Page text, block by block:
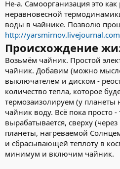
Не-а. Самоорганизация это как
неравновесной
воды в чайнике. Позволю
http://
Происхождение
Возьмём чайник. Простой
чайник. Добавим (можно
выключателем и диском -
количество тепла, которое
термозаизолируем (у планеты
чайник воду. Всё пока просто -
вырабатывается, сверху
планеты, нагреваемой
и сбрасывающей теплоту в
минимум и включим чайник.